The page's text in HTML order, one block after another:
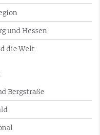
und Hessen
die Welt
Bergstraße